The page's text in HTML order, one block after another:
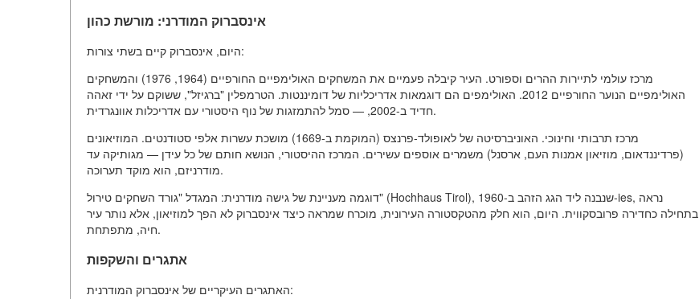
אינסברוק המודרני: מורשת כהון
היום, אינסברוק קיים בשתי צורות:
מרכז עולמי לתיירות ההרים וספורט. העיר קיבלה פעמיים את המשחקים האולימפיים החורפיים (1964, 1976) והמשחקים
האולימפיים הנוער החורפיים 2012. האולימפים הם דוגמאות אדריכליות של דומיננטות. הטרמפלין "ברגיזל", ששוקם על ידי זאהה
חדיד ב-2002, — סמל להתמזגות של נוף היסטורי עם אדריכלות אוונגרדית.
מרכז תרבותי וחינוכי. האוניברסיטה של לאופולד-פרנצס (המוקמת ב-1669) מושכת עשרות אלפי סטודנטים. המוזיאונים
(פרדיננדאום, מוזיאון אמנות העם, ארסנל) משמרים אוספים עשירים. המרכז ההיסטורי, הנושא חותם של כל עידן — מגותיקה עד
מודרניזם, הוא מוקד תערוכה.
דוגמה מעניינת של גישה מודרנית: המגדל "גורד השחקים טירול" (Hochhaus Tirol), שנבנה ליד הגג הזהב ב-1960-ies, נראה
בתחילה כחדירה פרובסקווית. היום, הוא חלק מהטקסטורה העירונית, מוכרח שמראה כיצד אינסברוק לא הפך למוזיאון, אלא נותר עיר
חיה, מתפתחת.
אתגרים והשקפות
האתגרים העיקריים של אינסברוק המודרנית: